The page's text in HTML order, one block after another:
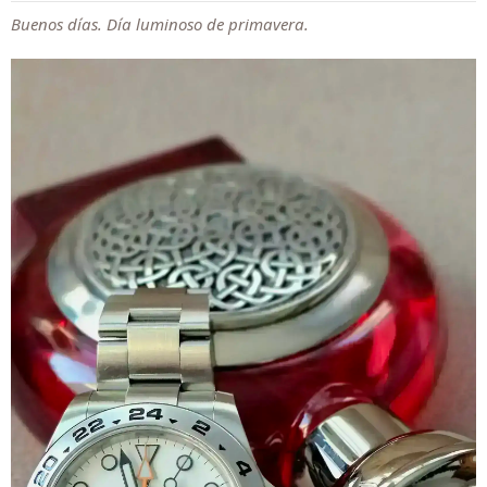
Buenos días. Día luminoso de primavera.